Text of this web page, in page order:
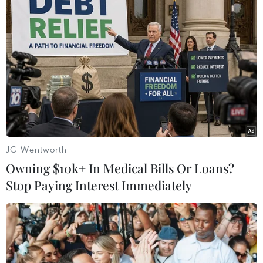
Những định hướng lớn
trong thực hiện Nghị quyết
57-NQ/TW
07/08/2026 08:18
Việt Nam-Australia: Củng
cố niềm tin, tăng cường
hợp tác, hướng tới tương
07/08/2026 06:18
Hà Nội lấy mẫu hài cốt liệt
sỹ tại Nghĩa trang Mai
APEC 2027 mở ra vận hội
mới cho Phú Quốc
JG Wentworth
Owning $10k+ In Medical Bills Or Loans?
Stop Paying Interest Immediately